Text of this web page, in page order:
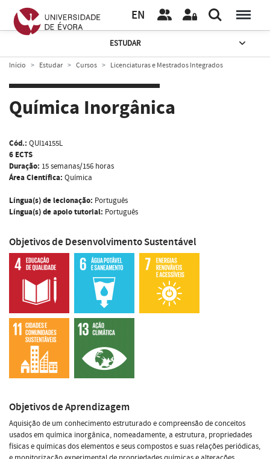
EN
ESTUDAR
Início Estudar Cursos Licenciaturas e Mestrados Integrados
Química Inorgânica
Cód.: QUI14155L
6 ECTS
Duração: 15 semanas/156 horas
Área Científica: Química
Língua(s) de lecionação: Português
Língua(s) de apoio tutorial: Português
Objetivos de Desenvolvimento Sustentável
Objetivos de Aprendizagem
Aquisição de um conhecimento estruturado e compreensão de conceitos
usados em química inorgânica, nomeadamente, a estrutura, propriedades
físicas e químicas dos elementos e seus compostos e suas relações periódicas,